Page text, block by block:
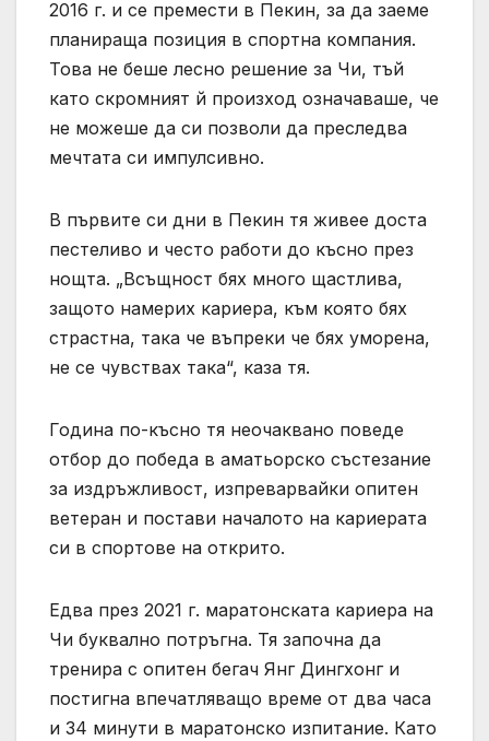
2016 г. и се премести в Пекин, за да заеме
планираща позиция в спортна компания.
Това не беше лесно решение за Чи, тъй
като скромният й произход означаваше, че
не можеше да си позволи да преследва
мечтата си импулсивно.
В първите си дни в Пекин тя живее доста
пестеливо и често работи до късно през
нощта. „Всъщност бях много щастлива,
защото намерих кариера, към която бях
страстна, така че въпреки че бях уморена,
не се чувствах така“, каза тя.
Година по-късно тя неочаквано поведе
отбор до победа в аматьорско състезание
за издръжливост, изпреварвайки опитен
ветеран и постави началото на кариерата
си в спортове на открито.
Едва през 2021 г. маратонската кариера на
Чи буквално потръгна. Тя започна да
тренира с опитен бегач Янг Дингхонг и
постигна впечатляващо време от два часа
и 34 минути в маратонско изпитание. Като